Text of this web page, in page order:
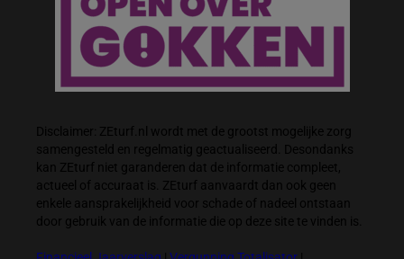
Disclaimer: ZEturf.nl wordt met de grootst mogelijke zorg
samengesteld en regelmatig geactualiseerd. Desondanks
kan ZEturf niet garanderen dat de informatie compleet,
actueel of accuraat is. ZEturf aanvaardt dan ook geen
enkele aansprakelijkheid voor schade of nadeel ontstaan
door gebruik van de informatie die op deze site te vinden is.